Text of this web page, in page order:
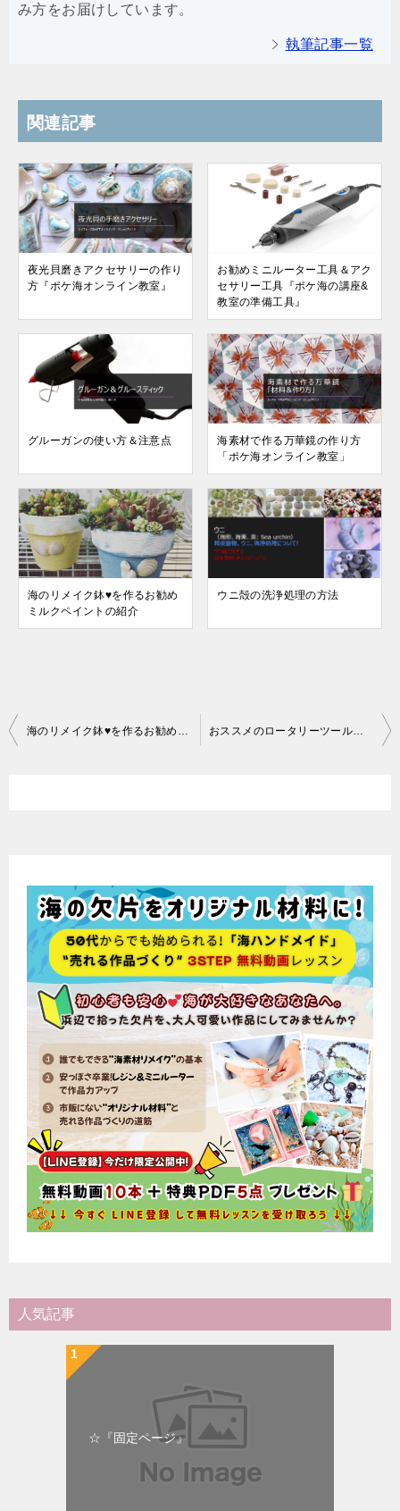
み方をお届けしています。
執筆記事一覧
関連記事
夜光貝磨きアクセサリーの作り
方『ポケ海オンライン教室』
お勧めミニルーター工具＆アク
セサリー工具『ポケ海の講座&
教室の準備工具』
グルーガンの使い方＆注意点
海素材で作る万華鏡の作り方
「ポケ海オンライン教室」
海のリメイク鉢♥を作るお勧め
ミルクペイントの紹介
ウニ殻の洗浄処理の方法
投
人気記事
☆『固定ページ』